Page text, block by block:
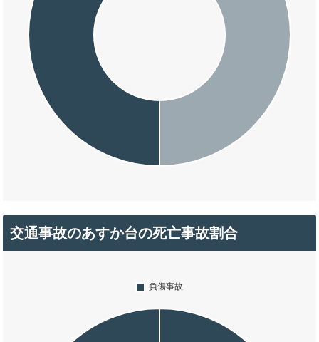
交通事故のあすか台の死亡事故割合